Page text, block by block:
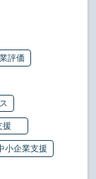
評価
援
小企業支援